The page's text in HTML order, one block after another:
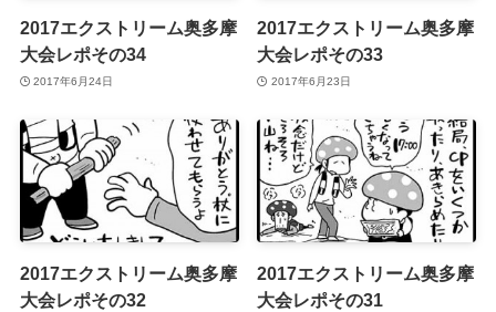
2017エクストリーム奥多摩
大会レポその34
2017年6月24日
2017エクストリーム奥多摩
大会レポその33
2017年6月23日
2017エクストリーム奥多摩
大会レポその32
2017エクストリーム奥多摩
大会レポその31